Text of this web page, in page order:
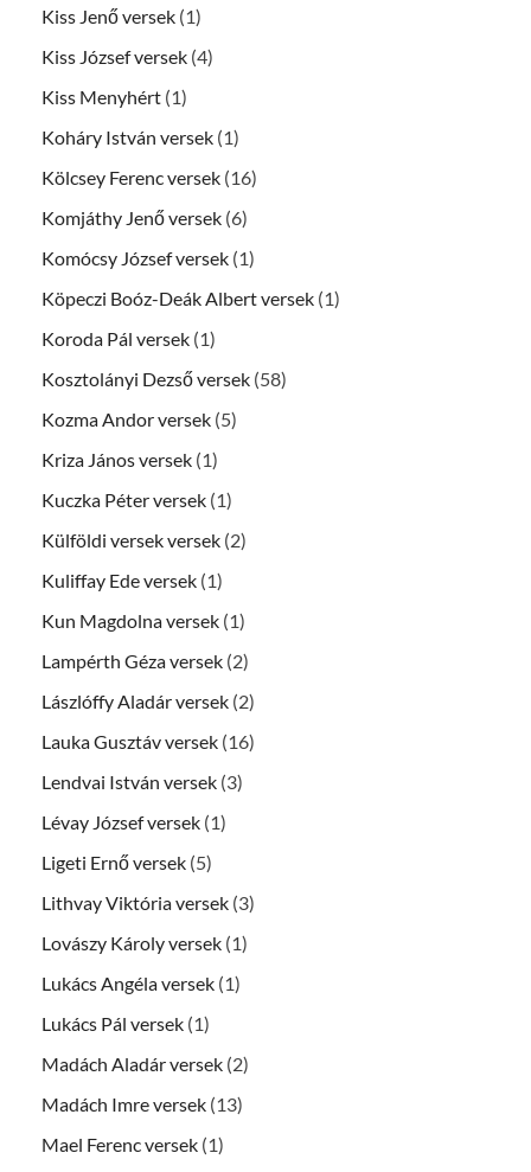
Kiss Jenő versek (1)
Kiss József versek (4)
Kiss Menyhért (1)
Koháry István versek (1)
Kölcsey Ferenc versek (16)
Komjáthy Jenő versek (6)
Komócsy József versek (1)
Köpeczi Boóz-Deák Albert versek (1)
Koroda Pál versek (1)
Kosztolányi Dezső versek (58)
Kozma Andor versek (5)
Kriza János versek (1)
Kuczka Péter versek (1)
Külföldi versek versek (2)
Kuliffay Ede versek (1)
Kun Magdolna versek (1)
Lampérth Géza versek (2)
Lászlóffy Aladár versek (2)
Lauka Gusztáv versek (16)
Lendvai István versek (3)
Lévay József versek (1)
Ligeti Ernő versek (5)
Lithvay Viktória versek (3)
Lovászy Károly versek (1)
Lukács Angéla versek (1)
Lukács Pál versek (1)
Madách Aladár versek (2)
Madách Imre versek (13)
Mael Ferenc versek (1)